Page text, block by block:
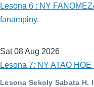
Lesona 6 : NY
fanampiny.
Sat 08 Aug 2026
Lesona 7: NY ATAO
Lesona Sekoly Sabata H.